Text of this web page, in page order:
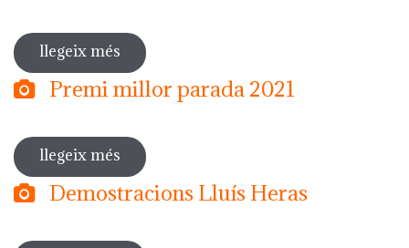
llegeix més sobre parada càntir 2021
Premi millor parada 2021
llegeix més sobre premi millor parada 2021
Demostracions Lluís Heras